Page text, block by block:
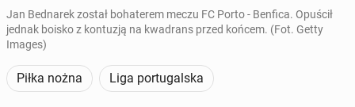
Jan Bednarek został bohaterem meczu FC Porto - Benfica. Opuścił
jednak boisko z kontuzją na kwadrans przed końcem. (Fot. Getty
Images)
Piłka nożna Liga portugalska